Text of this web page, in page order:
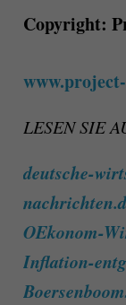
Copyright:
LESEN SIE
deutsche-
OEkonom-
Inflation-